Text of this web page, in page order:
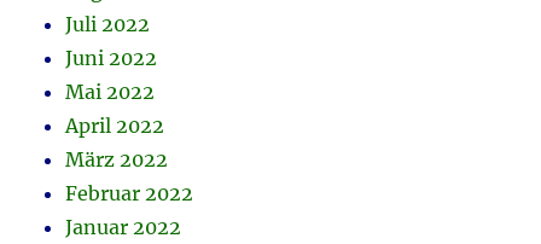
Juli 2022
Juni 2022
Mai 2022
April 2022
März 2022
Februar 2022
Januar 2022